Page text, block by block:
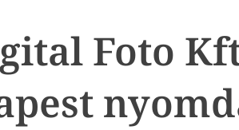
Foto